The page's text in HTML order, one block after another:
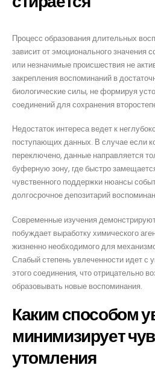
Процесс образования длительных
зависит от эмоционального
или незначимые происшествия не
закрепления воспоминаний в
биологические силы, не формируя
соединений для сохранения
Недостаток интереса ведет к
поступающих данных. В случае если
переключено, данные направляется
буферную зону, где быстро
чувственного поддержки нюансы
долгосрочное депозитарий
Современные изучения
побуждает выработку химического
жизненно необходимого для
Слабый степень увлеченности идет с
этого соединения, что отрицательно
образовывать новые воспоминания.
Каким способом
минимизирует
утомления